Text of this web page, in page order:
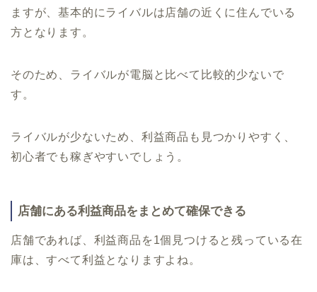
ますが、基本的にライバルは店舗の近くに住んでいる
方となります。
そのため、ライバルが電脳と比べて比較的少ないで
す。
ライバルが少ないため、利益商品も見つかりやすく、
初心者でも稼ぎやすいでしょう。
店舗にある利益商品をまとめて確保できる
店舗であれば、利益商品を1個見つけると残っている在
庫は、すべて利益となりますよね。